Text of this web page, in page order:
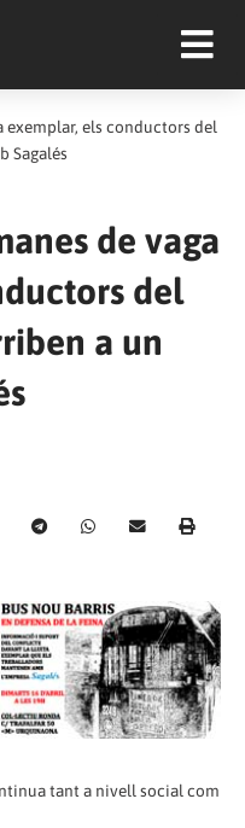
exemplar, els conductors del
Sagalés
de vaga
del
a un
tant a nivell social com